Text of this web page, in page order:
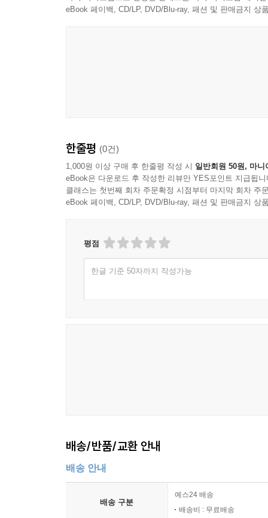
eBook 페이백, CD/LP, DVD/Blu-ray, 패션 및 판매금지 상
한줄평 (0건)
1,000원 이상 구매 후 한줄평 작성 시 일반회원 50원, 마니
eBook은 다운로드 후 작성한 리뷰만 YES포인트 지급됩니
클래스는 첫번째 회차 주문확정 시점부터 마지막 회차 주
eBook 페이백, CD/LP, DVD/Blu-ray, 패션 및 판매금지 상
평점
한글 기준 50자까지 작성가능
배송/반품/교환 안내
배송 안내
배송 구분
예스24 배송
배송비 : 무료배송